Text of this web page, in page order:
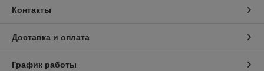
Контакты
Доставка и оплата
График работы